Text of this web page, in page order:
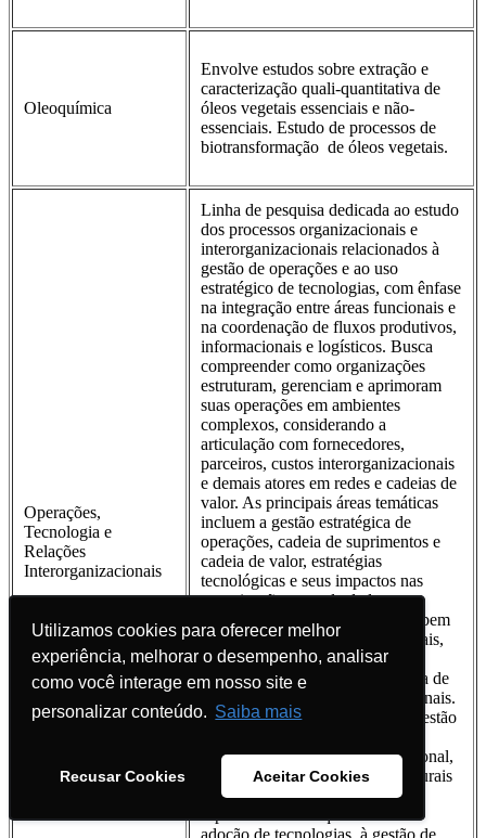
Utilizamos cookies para oferecer melhor
experiência, melhorar o desempenho, analisar
como você interage em nosso site e
personalizar conteúdo. Saiba mais
Recusar Cookies Aceitar Cookies
Utilizamos cookies para oferecer melhor
experiência, melhorar o desempenho, analisar
como você interage em nosso site e
personalizar conteúdo. Saiba mais
Recusar Cookies Aceitar Cookies
Oleoquímica
Envolve estudos sobre extração e
caracterização quali-quantitativa de
óleos vegetais essenciais e não-
essenciais. Estudo de processos de
biotransformação de óleos vegetais.
Operações,
Tecnologia e
Relações
Interorganizacionais
Linha de pesquisa dedicada ao estudo
dos processos organizacionais e
interorganizacionais relacionados à
gestão de operações e ao uso
estratégico de tecnologias, com ênfase
na integração entre áreas funcionais e
na coordenação de fluxos produtivos,
informacionais e logísticos. Busca
compreender como organizações
estruturam, gerenciam e aprimoram
suas operações em ambientes
complexos, considerando a
articulação com fornecedores,
parceiros, custos interorganizacionais
e demais atores em redes e cadeias de
valor. As principais áreas temáticas
incluem a gestão estratégica de
operações, cadeia de suprimentos e
cadeia de valor, estratégias
tecnológicas e seus impactos nas
organizações, uso de dados e
analytics na gestão operacional, bem
como relações interorganizacionais,
redes e cadeias produtivas,
aglomerações produtivas, tomada de
decisão e custos intraorganizacionais.
Contempla, ainda, a análise da gestão
organizações, cultura organizacional,
aspectos comportamentais e culturais
associados às operações,